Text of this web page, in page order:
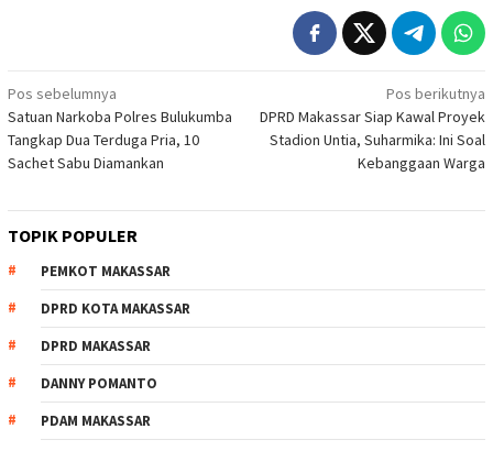
Navigasi
pos
Pos sebelumnya
Satuan Narkoba Polres Bulukumba
Tangkap Dua Terduga Pria, 10
Sachet Sabu Diamankan
Pos berikutnya
DPRD Makassar Siap Kawal Proyek
Stadion Untia, Suharmika: Ini Soal
Kebanggaan Warga
TOPIK POPULER
PEMKOT MAKASSAR
DPRD KOTA MAKASSAR
DPRD MAKASSAR
DANNY POMANTO
PDAM MAKASSAR